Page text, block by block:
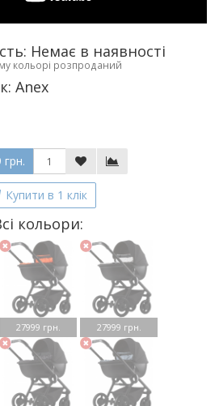
Немає в наявності
кольорі розпроданий
Anex
грн.
Купити в 1 клік
кольори:
27999 грн. 27999 грн.